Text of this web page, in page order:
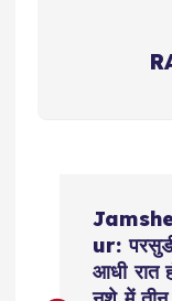
ur:
आधी रात